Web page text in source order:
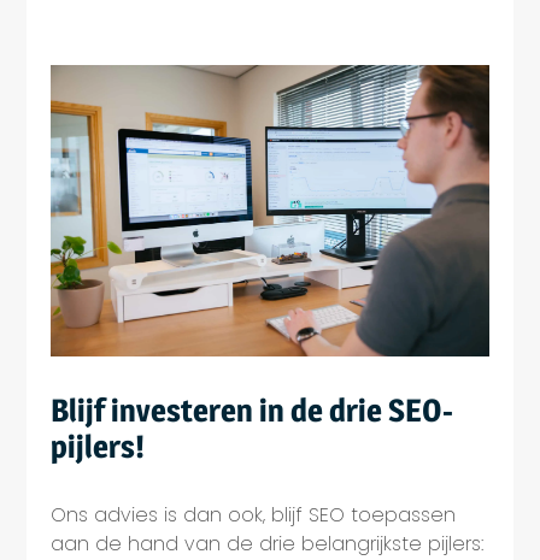
Blijf investeren in de drie SEO-
pijlers!
Ons advies is dan ook, blijf SEO toepassen
aan de hand van de drie belangrijkste pijlers: